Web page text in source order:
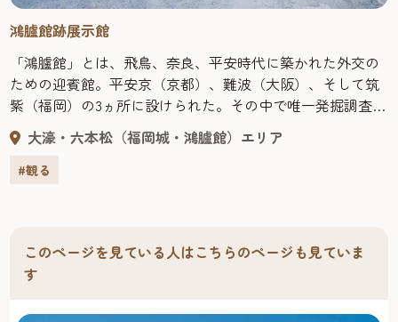
鴻臚館跡展示館
「鴻臚館」とは、飛鳥、奈良、平安時代に築かれた外交の
ための迎賓館。平安京（京都）、難波（大阪）、そして筑
紫（福岡）の3ヵ所に設けられた。その中で唯一発掘調査に
よって遺跡の解明が進むのが現福岡市中央区にある筑紫の
「鴻臚館」なのだ。文献上には持統２年（688）、「筑紫館
（つくしのむろつみ）」として初めて現れ、平安時代に
場外野席改修の際、遺構の残存が発見され、翌年から発掘
調査が始まった。展示館では発掘された遺構や大陸外交の
歴史、出土した交易品などが見られる。
大濠・六本松（福岡城・鴻臚館）エリア
#観る
このページを見ている人はこちらのページも見ていま
す